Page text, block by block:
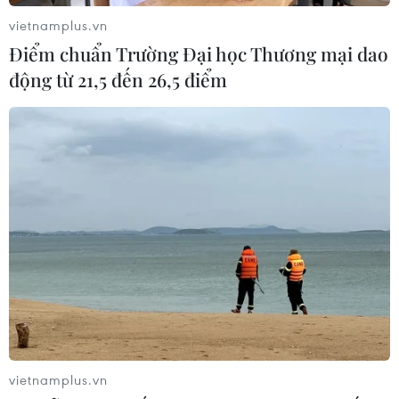
Ngày 11/6, Hội đồng Nhân dân Thành phố Hồ Chí Minh
khóa IX tổ chức kỳ họp thứ tư chuyên đề về công tác
bảo vệ môi trường đô thị, khu dân cư và quản lý chất
thải trên địa bàn thành phố.
vietnamplus.vn
Điểm chuẩn Trường Đại học Thương mại dao
động từ 21,5 đến 26,5 điểm
vietnamplus.vn